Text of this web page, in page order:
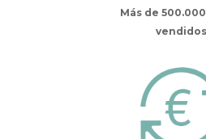
Más de
vendidos